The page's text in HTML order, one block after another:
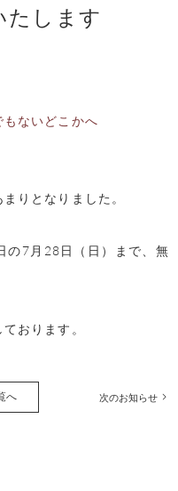
たします
ないどこかへ
りとなりました。
の7月28日（日）まで、無
おります。
へ 次のお知らせ